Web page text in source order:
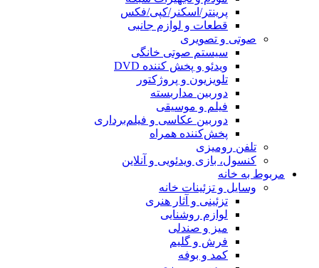
پرینتر/اسکنر/کپی/فکس
قطعات و لوازم جانبی
صوتی و تصویری
سیستم صوتی خانگی
ویدئو و پخش کننده DVD
تلویزیون و پروژکتور
دوربین مداربسته
فیلم و موسیقی
دوربین عکاسی و فیلم‌برداری
پخش‌کننده همراه
تلفن رومیزی
کنسول، بازی‌ ویدئویی و آنلاین
مربوط به خانه
وسایل و تزئینات خانه
تزئینی و آثار هنری
لوازم روشنایی
میز و صندلی
فرش و گلیم
کمد و بوفه